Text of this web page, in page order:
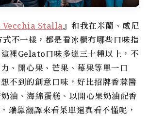
Stalla』和我在米蘭、威尼
不一樣，都是看冰櫃有哪些口味指
裡Gelato口味多達三十種以上，不
、開心果、芒果、莓果等單一口
不到的創意口味，好比招牌香蒜醬
油、海綿蛋糕、以開心果奶油配香
靠翻譯來看菜單還真看不懂呢，